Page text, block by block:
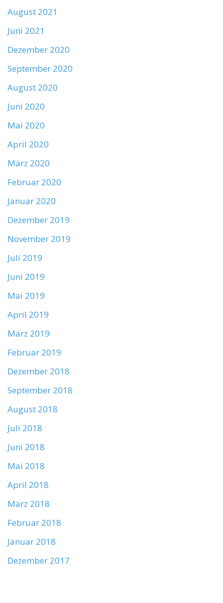
August 2021
Juni 2021
Dezember 2020
September 2020
August 2020
Juni 2020
Mai 2020
April 2020
März 2020
Februar 2020
Januar 2020
Dezember 2019
November 2019
Juli 2019
Juni 2019
Mai 2019
April 2019
März 2019
Februar 2019
Dezember 2018
September 2018
August 2018
Juli 2018
Juni 2018
Mai 2018
April 2018
März 2018
Februar 2018
Januar 2018
Dezember 2017